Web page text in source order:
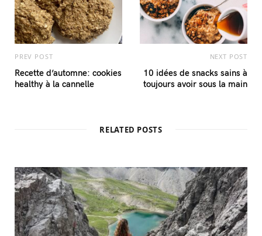
PREV POST
Recette d’automne: cookies
healthy à la cannelle
NEXT POST
10 idées de snacks sains à
toujours avoir sous la main
RELATED POSTS